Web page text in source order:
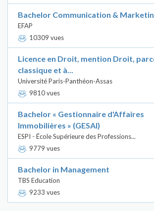
Bachelor Communication &
EFAP
10309 vues
Licence en Droit, mention Droit,
classique et à...
Université Paris-Panthéon-Assas
9810 vues
Bachelor « Gestionnaire d'Affaires
Immobilières » (GESAI)
ESPI - École Supérieure des Professions...
9779 vues
Bachelor in Management
TBS Education
9233 vues